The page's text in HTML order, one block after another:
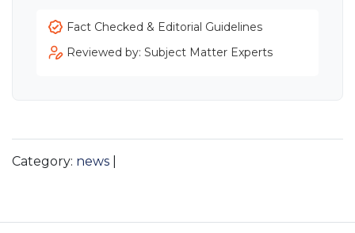
Fact Checked & Editorial Guidelines
Reviewed by: Subject Matter Experts
Category: news